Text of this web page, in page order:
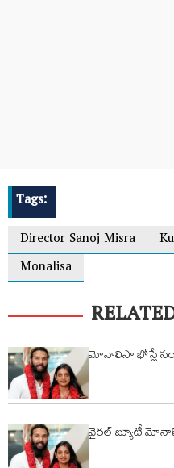
Tags:
Director Sanoj Misra
Monalisa
మోనాలిసా భోస్లే
వైరల్ బ్యూటీ